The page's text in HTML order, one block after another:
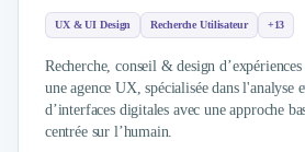
Présentations PowerPoint
SMS Marketing
Email Marketing
Data Marketing
Logiciel Marketing
Logiciel Commercial
UX & UI Design Recherche Utilisateur +13
Recherche, conseil & design
une agence UX, spécialisée dans l'analyse
d’interfaces digitales avec une approche
centrée sur l’humain.